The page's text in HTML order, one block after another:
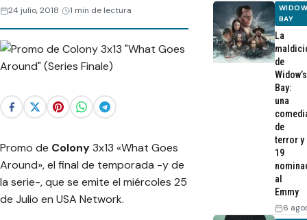
Webisodios
24 julio, 2018 1 min de lectura
Promo de Colony3x13 «What Goes
Around», el final de temporada -y de
la serie-, que se emite el miércoles 25
de Julio en USA Network.
BAY
La
de
Widow’s
Bay:
una
de
terror y
19
al
Emmy
6